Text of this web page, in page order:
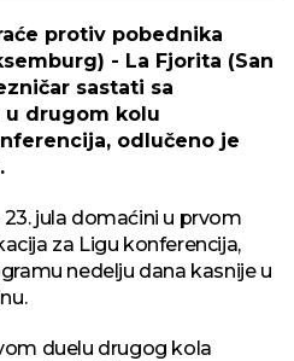
protiv pobednika
- La Fjorita (San
sastati sa
u drugom kolu
odlučeno je
23. jula domaćini u prvom
za Ligu konferencija,
nedelju dana kasnije u
duelu drugog kola